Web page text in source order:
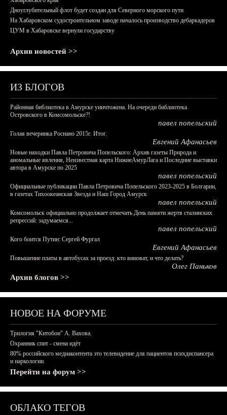
Дноуглубительный флот будет создан для Северного морского пути
На Хабаровском судостроительном заводе началось производство дебаркадеров
ЦУМ в Хабаровске вернули государству
Архив новостей >>
ИЗ БЛОГОВ
Районная библиотека в Амурске уничтожена. На очереди библиотека
Островского в Комсомольске?!
павел попельский
Голая вечеринка Роснано 2015г. Итог.
Евгений Афанасьев
Новые находки Павла Петровича Попельского: Архив газеты Природа и
аномальные явления, Неизвестная карта НижнеАмурЛага и Последние выставки
автора в Амурске по 2025
павел попельский
Официальные публикации Павла Петровича Попельского 2023-2025 в Болгарии,
в газетах Тихоокеанская Звезда и Наш Город Амурск
павел попельский
Комсомольск официально продолжает отмечать День памяти жертв сталинских
репрессий: задумаемся...
павел попельский
Кого боится Путин: Сергей Фургал
Евгений Афанасьев
Повышение платы в автобусах за проезд: кто виноват, и что делать?
Олег Паньков
Архив блогов >>
НОВОЕ НА ФОРУМЕ
Трилогия "Китобои" А. Вахова.
Охранник спит - смена идёт
80% российского медиаконтента это телевидение для пациентов психдиспансера
и наркологии.
Перейти на форум >>
ОБЛАКО ТЕГОВ